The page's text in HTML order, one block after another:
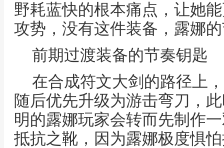
野耗蓝快的根本痛点，让她
攻势，没有这件装备，露娜
前期过渡装备的节奏钥匙
在合成符文大剑的路径上
随后优先升级为游击弯刀，
明的露娜玩家会转而先制作
抵抗之靴，因为露娜极度惧